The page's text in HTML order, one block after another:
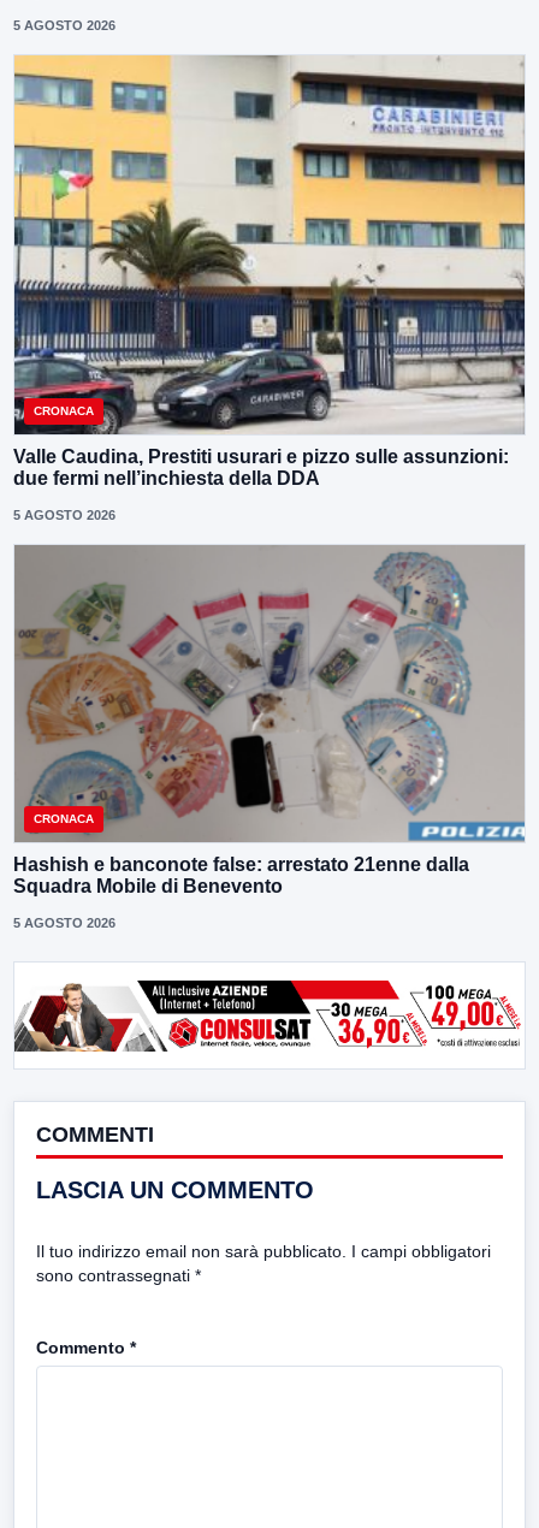
5 AGOSTO 2026
CRONACA
Valle Caudina, Prestiti usurari e pizzo sulle assunzioni:
due fermi nell’inchiesta della DDA
5 AGOSTO 2026
CRONACA
Hashish e banconote false: arrestato 21enne dalla
Squadra Mobile di Benevento
5 AGOSTO 2026
COMMENTI
LASCIA UN COMMENTO
Il tuo indirizzo email non sarà pubblicato. I campi obbligatori
sono contrassegnati *
Commento *